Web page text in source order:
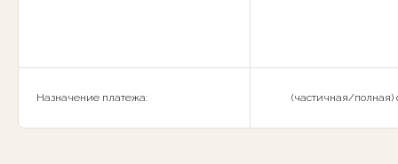
Назначение платежа: (частичная/полная)